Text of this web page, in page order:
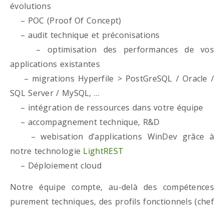
évolutions
– POC (Proof Of Concept)
– audit technique et préconisations
– optimisation des performances de vos
applications existantes
– migrations Hyperfile > PostGreSQL / Oracle /
SQL Server / MySQL, …
– intégration de ressources dans votre équipe
– accompagnement technique, R&D
– webisation d’applications WinDev grâce à
notre technologie LightREST
– Déploiement cloud
Notre équipe compte, au-delà des compétences
purement techniques, des profils fonctionnels (chef